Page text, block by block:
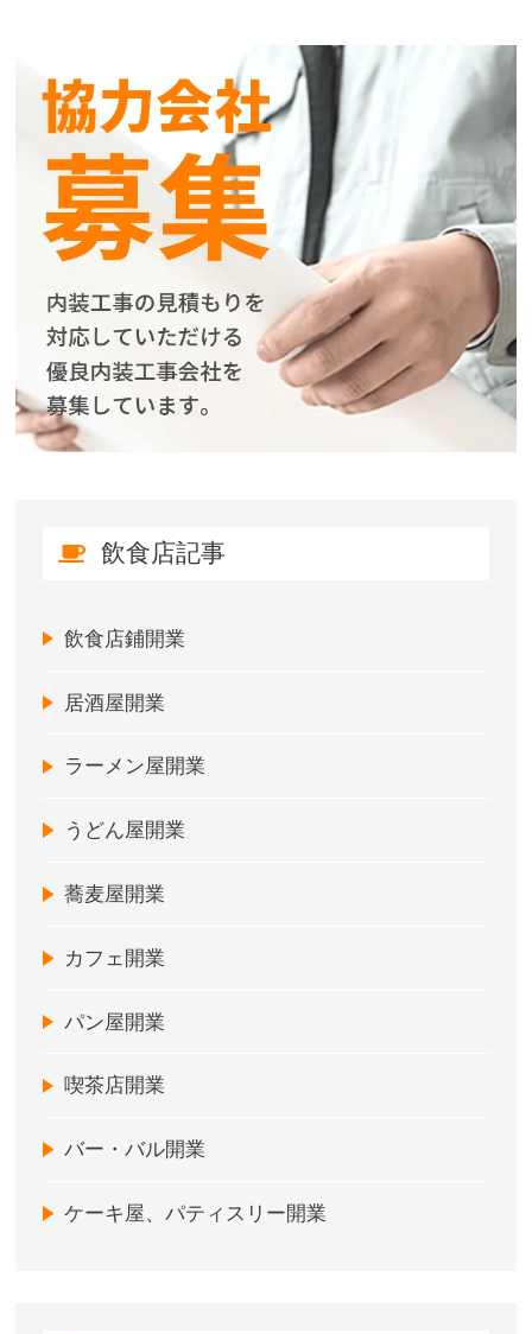
飲食店記事
飲食店鋪開業
居酒屋開業
ラーメン屋開業
うどん屋開業
蕎麦屋開業
カフェ開業
パン屋開業
喫茶店開業
バー・バル開業
ケーキ屋、パティスリー開業